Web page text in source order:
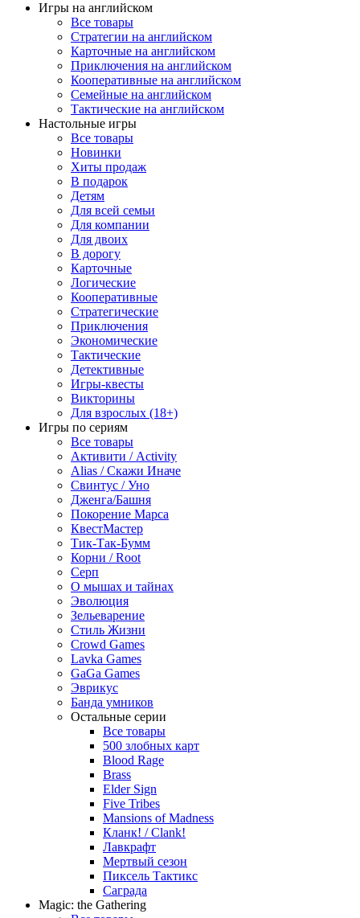
Игры на английском
Все товары
Стратегии на английском
Карточные на английском
Приключения на английском
Кооперативные на английском
Семейные на английском
Тактические на английском
Настольные игры
Все товары
Новинки
Хиты продаж
В подарок
Детям
Для всей семьи
Для компании
Для двоих
В дорогу
Карточные
Логические
Кооперативные
Стратегические
Приключения
Экономические
Тактические
Детективные
Игры-квесты
Викторины
Для взрослых (18+)
Игры по сериям
Все товары
Активити / Activity
Alias / Скажи Иначе
Свинтус / Уно
Дженга/Башня
Покорение Марса
КвестМастер
Тик-Так-Бумм
Корни / Root
Серп
О мышах и тайнах
Эволюция
Зельеварение
Стиль Жизни
Crowd Games
Lavka Games
GaGa Games
Эврикус
Банда умников
Остальные серии
Все товары
500 злобных карт
Blood Rage
Brass
Elder Sign
Five Tribes
Mansions of Madness
Кланк! / Clank!
Лавкрафт
Мертвый сезон
Пиксель Тактикс
Саграда
Magic: the Gathering